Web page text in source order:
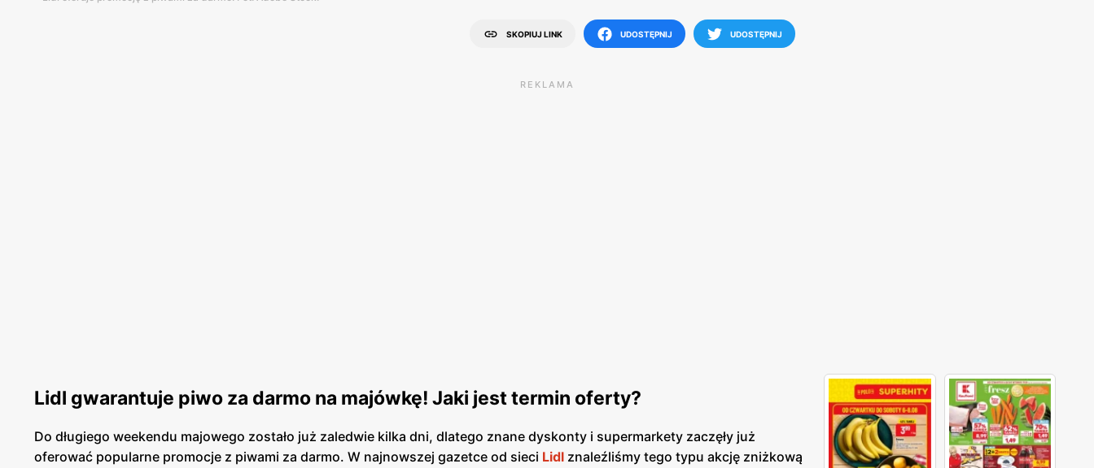
SKOPIUJ LINK UDOSTĘPNIJ UDOSTĘPNIJ
REKLAMA
Lidl gwarantuje piwo za darmo na majówkę! Jaki jest termin oferty?
Do długiego weekendu majowego zostało już zaledwie kilka dni, dlatego znane dyskonty i supermarkety zaczęły już
oferować popularne promocje z piwami za darmo. W najnowszej gazetce od sieci Lidl znaleźliśmy tego typu akcję zniżkową